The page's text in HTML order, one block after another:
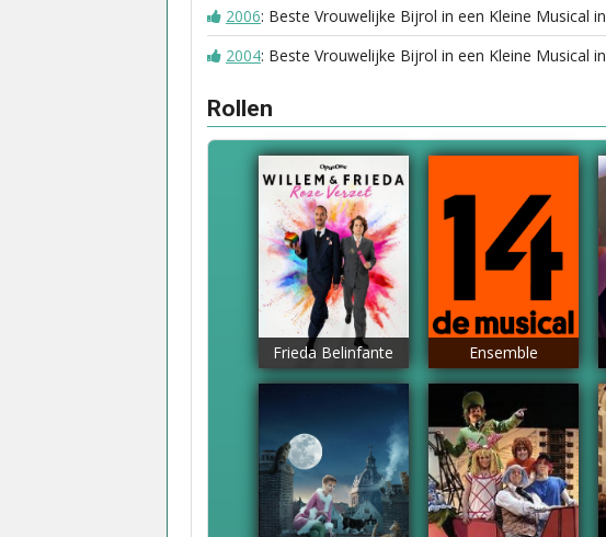
2006: Beste Vrouwelijke Bijrol in een Kleine Musical in
2004: Beste Vrouwelijke Bijrol in een Kleine Musical in
Rollen
Frieda Belinfante Ensemble